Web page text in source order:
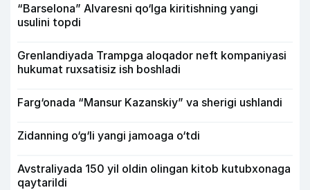
“Barselona” Alvaresni qo‘lga kiritishning yangi
usulini topdi
Grenlandiyada Trampga aloqador neft kompaniyasi
hukumat ruxsatisiz ish boshladi
Farg‘onada “Mansur Kazanskiy” va sherigi ushlandi
Zidanning o‘g‘li yangi jamoaga o‘tdi
Avstraliyada 150 yil oldin olingan kitob kutubxonaga
qaytarildi